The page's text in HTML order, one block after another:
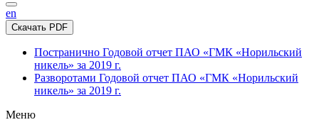
en
Скачать PDF
Постранично Годовой отчет ПАО «ГМК «Норильский
никель» за 2019 г.
Разворотами Годовой отчет ПАО «ГМК «Норильский
никель» за 2019 г.
Меню